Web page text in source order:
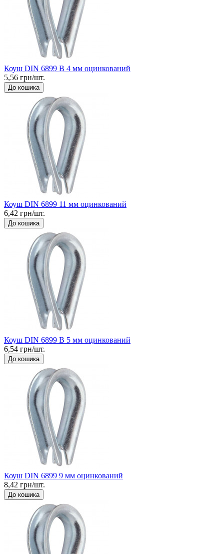
Коуш DIN 6899 B 4 мм оцинкований
5,56 грн/шт.
До кошика
Коуш DIN 6899 11 мм оцинкований
6,42 грн/шт.
До кошика
Коуш DIN 6899 B 5 мм оцинкований
6,54 грн/шт.
До кошика
Коуш DIN 6899 9 мм оцинкований
8,42 грн/шт.
До кошика